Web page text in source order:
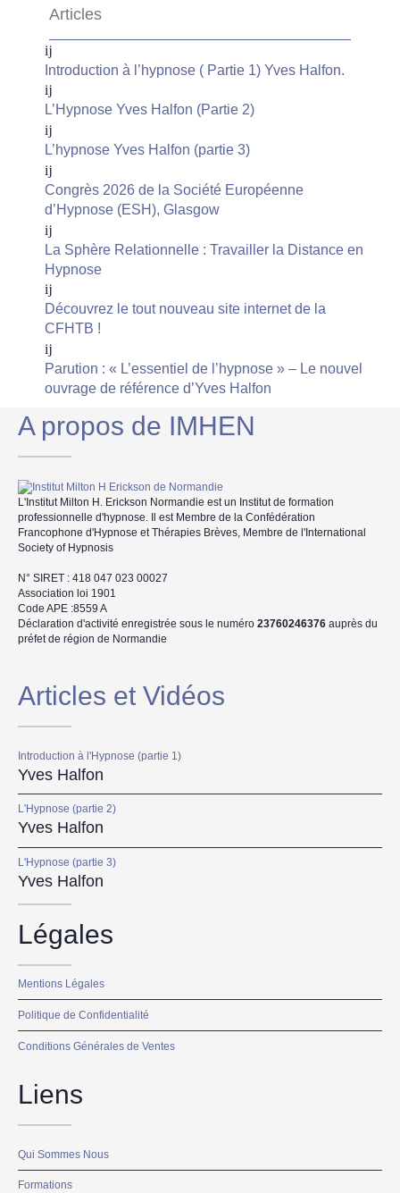
Articles
Introduction à l’hypnose ( Partie 1) Yves Halfon.
L’Hypnose Yves Halfon (Partie 2)
L’hypnose Yves Halfon (partie 3)
Congrès 2026 de la Société Européenne
d’Hypnose (ESH), Glasgow
La Sphère Relationnelle : Travailler la Distance en
Hypnose
Découvrez le tout nouveau site internet de la
CFHTB !
Parution : « L’essentiel de l’hypnose » – Le nouvel
ouvrage de référence d’Yves Halfon
A propos de IMHEN
L'Institut Milton H. Erickson Normandie est un Institut de formation
professionnelle d'hypnose. Il est Membre de la Confédération
Francophone d'Hypnose et Thérapies Brèves, Membre de l'International
Society of Hypnosis
N° SIRET : 418 047 023 00027
Association loi 1901
Code APE :8559 A
Déclaration d'activité enregistrée sous le numéro 23760246376 auprès du
préfet de région de Normandie
Articles et Vidéos
Introduction à l'Hypnose (partie 1)
Yves Halfon
L'Hypnose (partie 2)
Yves Halfon
L'Hypnose (partie 3)
Yves Halfon
Légales
Mentions Légales
Politique de Confidentialité
Conditions Générales de Ventes
Liens
Qui Sommes Nous
Formations